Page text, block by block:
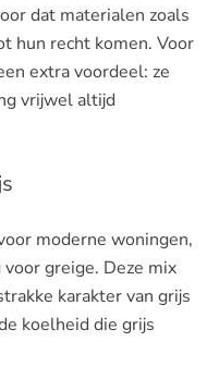
dat materialen zoals
hun recht komen. Voor
extra voordeel: ze
vrijwel altijd
moderne woningen,
greige. Deze mix
karakter van grijs
koelheid die grijs